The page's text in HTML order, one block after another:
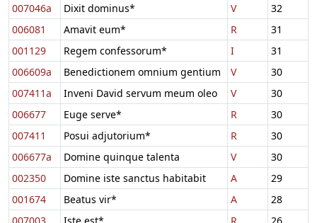
007046a
Dixit dominus* V
32
006081
Amavit eum* R
31
001129
Regem confessorum* I
31
006609a
Benedictionem omnium gentium V
30
007411a
Inveni David servum meum oleo V
30
006677
Euge serve* R
30
007411
Posui adjutorium* R
30
006677a
Domine quinque talenta V
30
002350
Domine iste sanctus habitabit A
29
001674
Beatus vir* A
28